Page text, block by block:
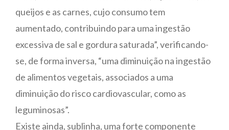
queijos e as carnes, cujo consumo tem
aumentado, contribuindo para uma ingestão
excessiva de sal e gordura saturada”, verificando-
se, de forma inversa, “uma diminuição na ingestão
de alimentos vegetais, associados a uma
diminuição do risco cardiovascular, como as
leguminosas”.
Existe ainda, sublinha, uma forte componente